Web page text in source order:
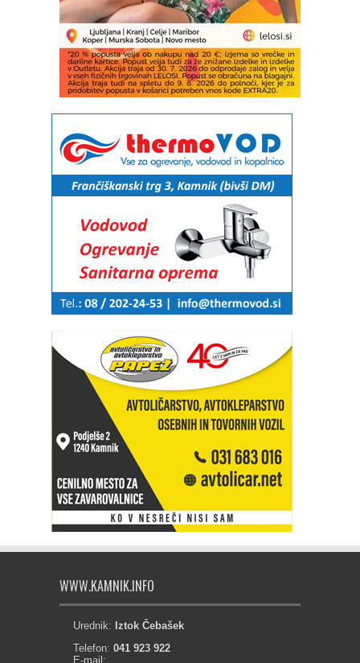
WWW.KAMNIK.INFO
Urednik: Iztok Čebašek
Telefon: 041 923 922
E-mail: